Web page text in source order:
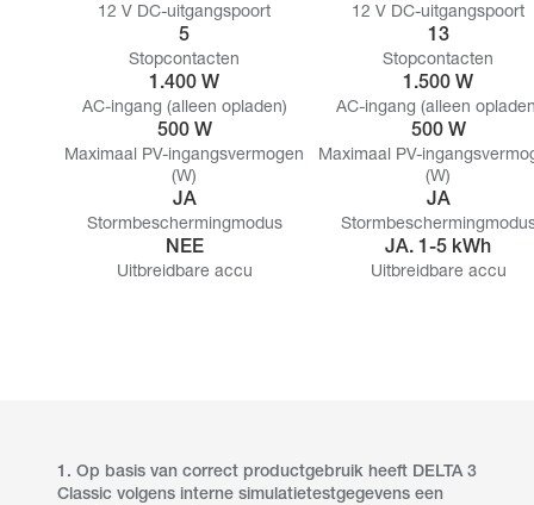
12 V DC-uitgangspoort
5
Stopcontacten
1.400 W
AC-ingang (alleen opladen)
500 W
Maximaal PV-ingangsvermogen
(W)
JA
Stormbeschermingmodus
NEE
Uitbreidbare accu
12 V DC-uitgangspoort
13
Stopcontacten
1.500 W
AC-ingang (alleen
500 W
Maximaal PV-
(W)
JA
JA. 1-5 kWh
Uitbreidbare accu
1. Op basis van correct productgebruik heeft DELTA 3
Classic volgens interne simulatietestgegevens een